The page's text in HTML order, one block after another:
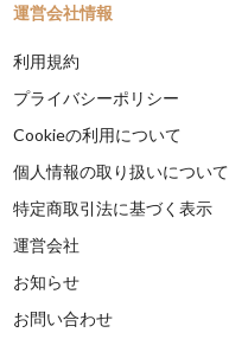
運営会社情報
利用規約
プライバシーポリシー
Cookieの利用について
個人情報の取り扱いについて
特定商取引法に基づく表示
運営会社
お知らせ
お問い合わせ